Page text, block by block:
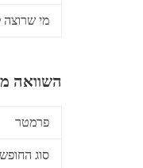
מי שרוצה
השוואה
פרמטר
סוג